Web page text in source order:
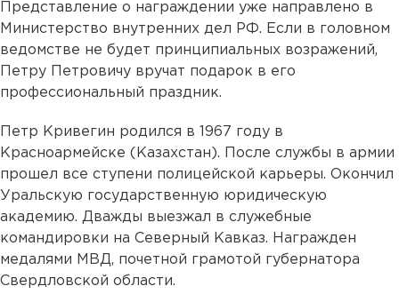
Представление о награждении уже направлено в
Министерство внутренних дел РФ. Если в головном
ведомстве не будет принципиальных возражений,
Петру Петровичу вручат подарок в его
профессиональный праздник.
Петр Кривегин родился в 1967 году в
Красноармейске (Казахстан). После службы в армии
прошел все ступени полицейской карьеры. Окончил
Уральскую государственную юридическую
академию. Дважды выезжал в служебные
командировки на Северный Кавказ. Награжден
медалями МВД, почетной грамотой губернатора
Свердловской области.